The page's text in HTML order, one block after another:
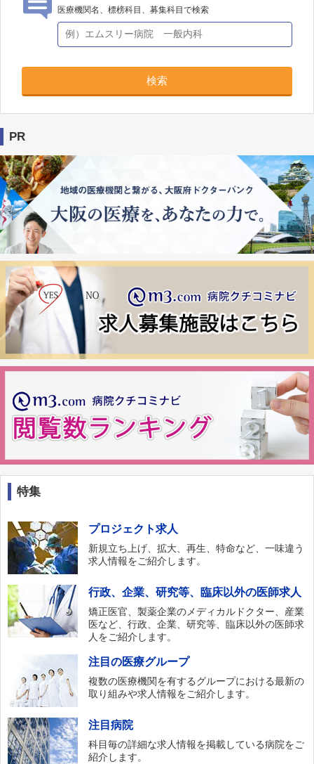
医療機関名、標榜科目、募集科目で検索
検索
PR
特集
プロジェクト求人
新規立ち上げ、拡大、再生、特命など、一味違う
求人情報をご紹介します。
行政、企業、研究等、臨床以外の医師求人
矯正医官、製薬企業のメディカルドクター、産業
医など、行政、企業、研究等、臨床以外の医師求
人をご紹介します。
注目の医療グループ
複数の医療機関を有するグループにおける最新の
取り組みや求人情報をご紹介します。
注目病院
科目毎の詳細な求人情報を掲載している病院をご
紹介します。